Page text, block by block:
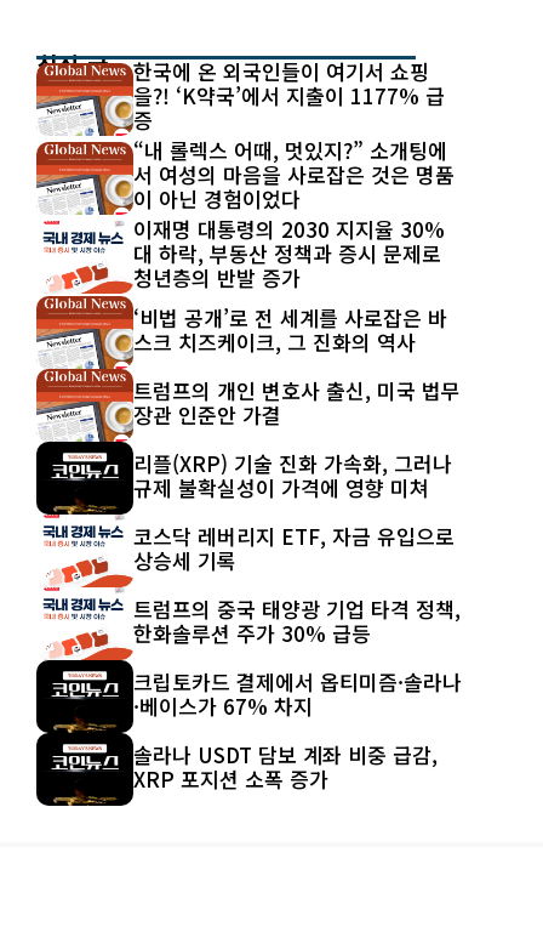
최신 글
한국에 온 외국인들이 여기서 쇼핑
을?! ‘K약국’에서 지출이 1177% 급
증
“내 롤렉스 어때, 멋있지?” 소개팅에
서 여성의 마음을 사로잡은 것은 명품
이 아닌 경험이었다
이재명 대통령의 2030 지지율 30%
대 하락, 부동산 정책과 증시 문제로
청년층의 반발 증가
‘비법 공개’로 전 세계를 사로잡은 바
스크 치즈케이크, 그 진화의 역사
트럼프의 개인 변호사 출신, 미국 법무
장관 인준안 가결
리플(XRP) 기술 진화 가속화, 그러나
규제 불확실성이 가격에 영향 미쳐
코스닥 레버리지 ETF, 자금 유입으로
상승세 기록
트럼프의 중국 태양광 기업 타격 정책,
한화솔루션 주가 30% 급등
크립토카드 결제에서 옵티미즘·솔라나
·베이스가 67% 차지
솔라나 USDT 담보 계좌 비중 급감,
XRP 포지션 소폭 증가